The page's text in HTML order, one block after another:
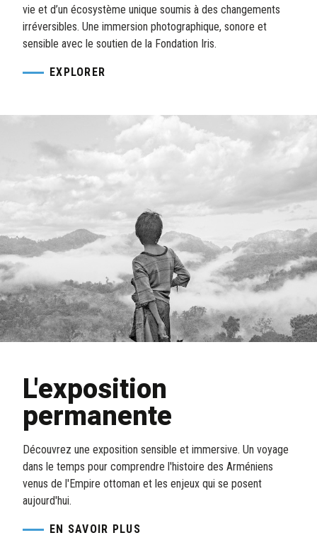
vie et d’un écosystème unique soumis à des changements
irréversibles. Une immersion photographique, sonore et
sensible avec le soutien de la Fondation Iris.
EXPLORER
L'exposition
permanente
Découvrez une exposition sensible et immersive. Un voyage
dans le temps pour comprendre l'histoire des Arméniens
venus de l'Empire ottoman et les enjeux qui se posent
aujourd'hui.
EN SAVOIR PLUS